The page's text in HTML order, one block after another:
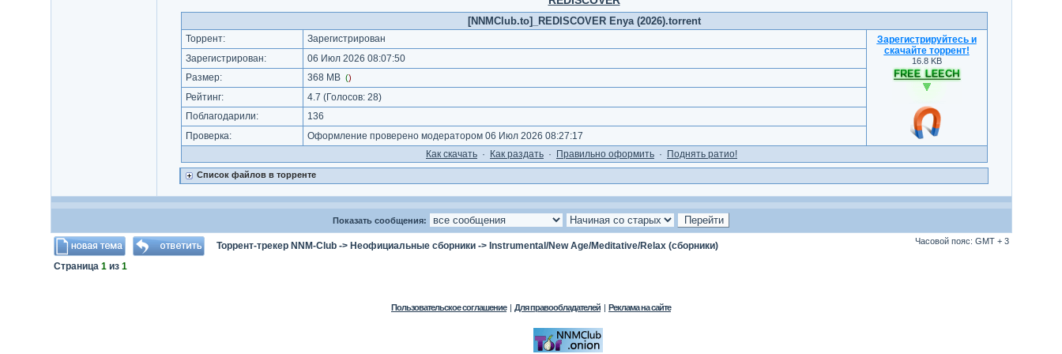
[NNMClub.to]_REDISCOVER Enya (2026).torrent
Торрент: Зарегистрирован
Зарегистрируйтесь и
скачайте торрент!
16.8 KB
Зарегистрирован:
06 Июл 2026 08:07:50
Размер:
368 MB ()
Рейтинг: 4.7 (Голосов: 28)
Поблагодарили:
136
Проверка:
Оформление проверено модератором 06 Июл 2026 08:27:17
Как cкачать · Как раздать · Правильно оформить · Поднять ратио!
Список файлов в торренте
Показать сообщения:
Торрент-трекер NNM-Club-> Неофициальные сборники-> Instrumental/New Age/Meditative/Relax (сборники) Часовой пояс: GMT + 3
Страница 1из 1
Пользовательское соглашение | Для правообладателей | Реклама на сайте